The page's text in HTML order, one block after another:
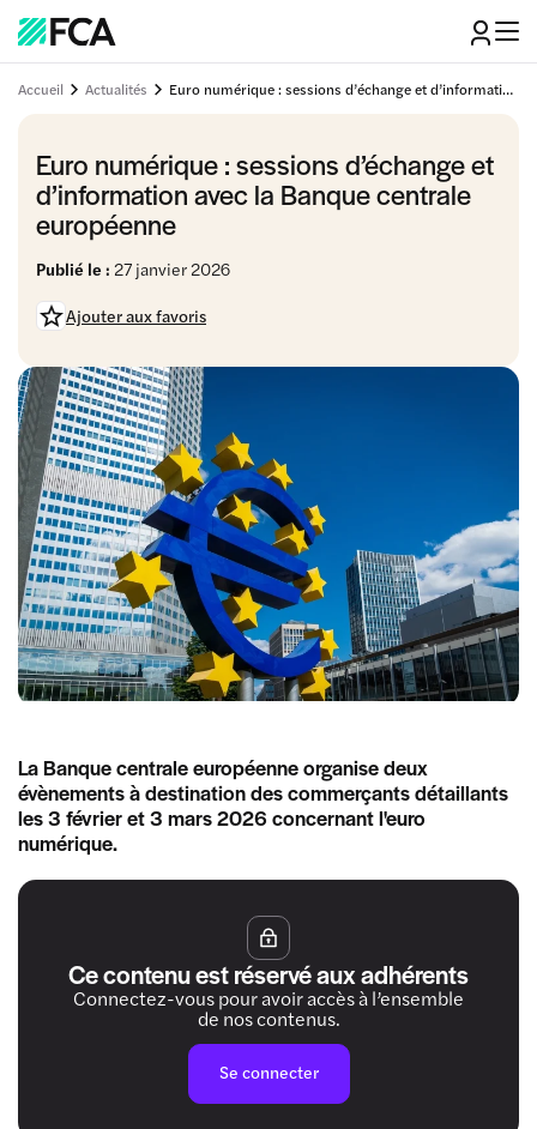
Accueil Actualités Euro numérique : sessions d’échange et d’information avec la Banque centrale européenne
Euro numérique : sessions d’échange et
d’information avec la Banque centrale
européenne
Publié le : 27 janvier 2026
Ajouter aux favoris
La Banque centrale européenne organise deux
évènements à destination des commerçants détaillants
les 3 février et 3 mars 2026 concernant l'euro
numérique.
Ce contenu est réservé aux adhérents
Connectez-vous pour avoir accès à l’ensemble
de nos contenus.
Se connecter